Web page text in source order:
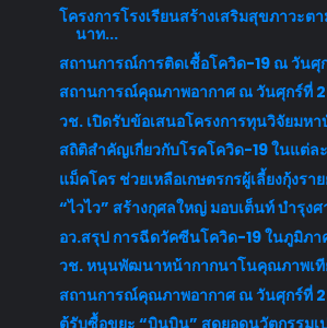
โครงการโรงเรียนสร้างเสริมสุขภาวะ
นาท...
สถานการณ์การติดเชื้อโควิด-19 ณ วันศุ
สถานการณ์คุณภาพอากาศ ณ วันศุกร์ที่
วช. เปิดรับข้อเสนอโครงการทุนวิจัยมห
สถิติสำคัญเกี่ยวกับโรคโควิด-19 ในแต่ล
แม็คโคร ช่วยเหลือเกษตรกรผู้เลี้ยงกุ้งรา
“ไวไว” สร้างกุศลใหญ่ มอบเต็นท์ บำรุง
อว.สรุป การฉีดวัคซีนโควิด-19 ในภูมิภา
วช. หนุนพัฒนาหน้ากากนาโนคุณภาพเที
สถานการณ์คุณภาพอากาศ ณ วันศุกร์ที่